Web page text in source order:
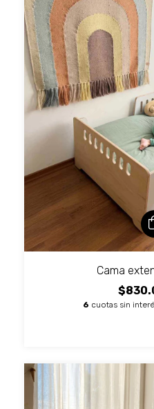
Cama
6 cuotas sin